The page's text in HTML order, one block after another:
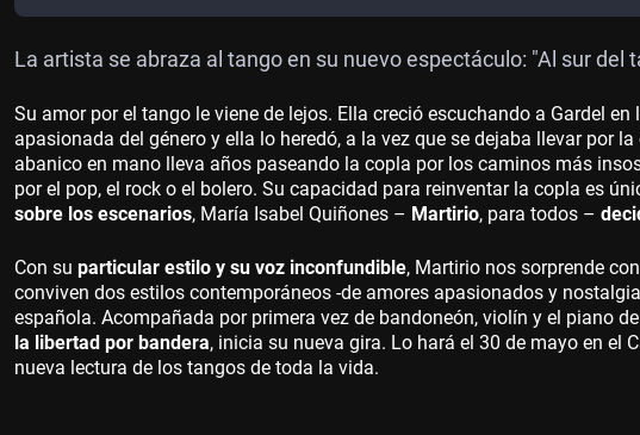
La artista se abraza al tango en su nuevo espectáculo: "Al sur del
Su amor por el tango le viene de lejos. Ella creció escuchando a Gardel
apasionada del género y ella lo heredó, a la vez que se dejaba llevar por
abanico en mano lleva años paseando la copla por los caminos más
por el pop, el rock o el bolero. Su capacidad para reinventar la copla es
sobre los escenarios, María Isabel Quiñones – Martirio, para todos –
Con su particular estilo y su voz inconfundible, Martirio nos sorprende con
conviven dos estilos contemporáneos -de amores apasionados y
española. Acompañada por primera vez de bandoneón, violín y el piano
la libertad por bandera, inicia su nueva gira. Lo hará el 30 de mayo en el
nueva lectura de los tangos de toda la vida.